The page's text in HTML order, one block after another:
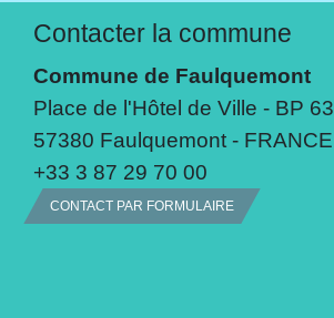
Contacter la commune
Commune de Faulquemont
Place de l'Hôtel de Ville - BP 63
57380 Faulquemont - FRANCE
+33 3 87 29 70 00
CONTACT PAR FORMULAIRE